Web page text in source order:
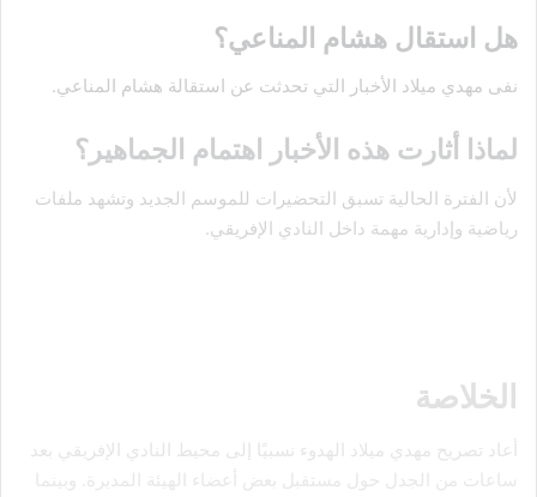
هل استقال هشام المناعي؟
نفى مهدي ميلاد الأخبار التي تحدثت عن استقالة هشام المناعي.
لماذا أثارت هذه الأخبار اهتمام الجماهير؟
لأن الفترة الحالية تسبق التحضيرات للموسم الجديد وتشهد ملفات
رياضية وإدارية مهمة داخل النادي الإفريقي.
الخلاصة
أعاد تصريح مهدي ميلاد الهدوء نسبيًا إلى محيط النادي الإفريقي بعد
ساعات من الجدل حول مستقبل بعض أعضاء الهيئة المديرة. وبينما